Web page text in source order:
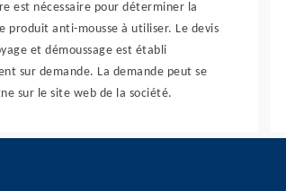
est nécessaire pour déterminer la
produit anti-mousse à utiliser. Le devis
et démoussage est établi
sur demande. La demande peut se
sur le site web de la société.